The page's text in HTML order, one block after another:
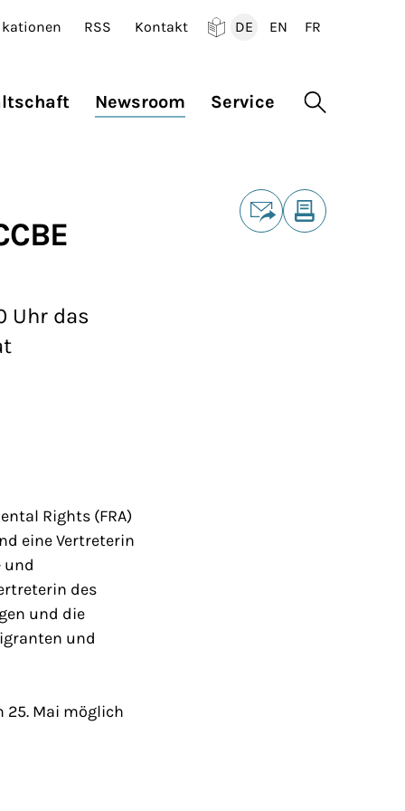
RSS Kontakt
DE
EN
FR
Newsroom Service Suche
Uhr das
Rights (FRA)
eine Vertreterin
und
des
und die
und
25. Mai möglich